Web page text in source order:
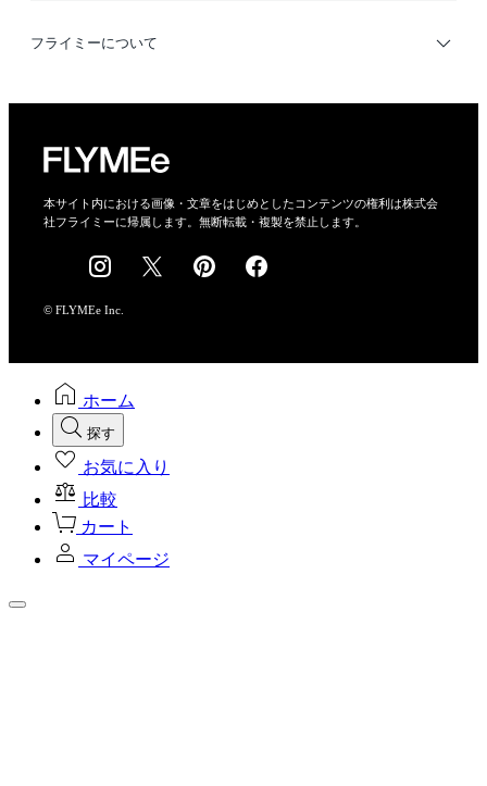
利用規約
フライミーについて
会社概要
採用情報
本サイト内における画像・文章をはじめとしたコンテンツの権利は株式会
社フライミーに帰属します。無断転載・複製を禁止します。
© FLYMEe Inc.
ホーム
探す
お気に入り
比較
カート
マイページ